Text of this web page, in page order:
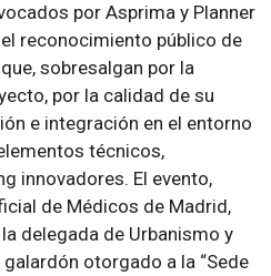
por Asprima y Planner
reconocimiento público de
sobresalgan por la
por la calidad de su
e integración en el entorno
técnicos,
innovadores. El evento,
de Médicos de Madrid,
delegada de Urbanismo y
otorgado a la “Sede